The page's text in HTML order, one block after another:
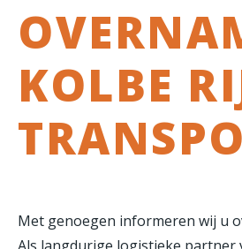
KOLBE
Met genoegen informeren wij u